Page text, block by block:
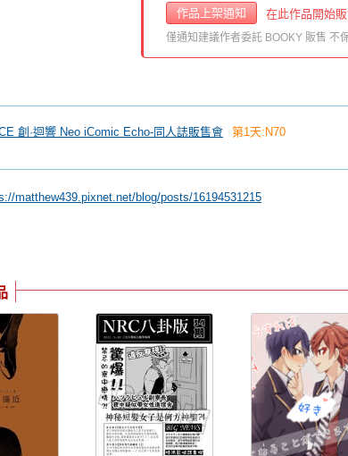
作品上架通知 在此作品開始
僅通知建議作者委託 BOOKY 販售 不
創·迴響 Neo iComic Echo-同人誌販售會 第1天:N70
matthew439.pixnet.net/blog/posts/16194531215